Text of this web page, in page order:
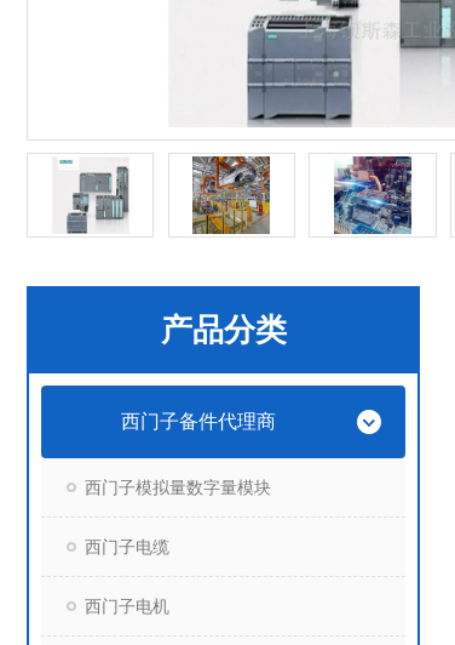
产品分类
西门子备件代理商
西门子模拟量数字量模块
西门子电缆
西门子电机